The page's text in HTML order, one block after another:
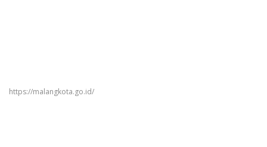
https://malangkota.go.id/